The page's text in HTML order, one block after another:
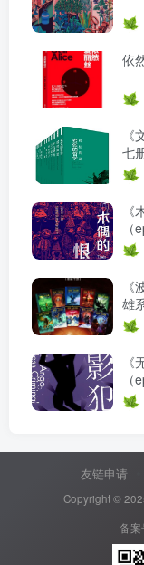
依
七
雄
（
友链申请
Copyright ©
备案